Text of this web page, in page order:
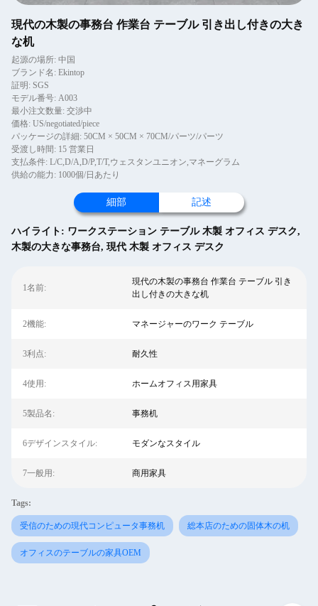
現代の木製の事務台 作業台 テーブル 引き出し付きの大き
な机
起源の場所: 中国
ブランド名: Ekintop
証明: SGS
モデル番号: A003
最小注文数量: 交渉中
価格: US/negotiated/piece
パッケージの詳細: 50CM × 50CM × 70CM/パーツ/パーツ
受渡し時間: 15 営業日
支払条件: L/C,D/A,D/P,T/T,ウェスタンユニオン,マネーグラム
供給の能力: 1000個/日あたり
細部 記述
ハイライト: ワークステーション テーブル 木製 オフィス デスク,
木製の大きな事務台, 現代 木製 オフィス デスク
1名前:
現代の木製の事務台 作業台 テーブル 引き
出し付きの大きな机
2機能: マネージャーのワーク テーブル
3利点: 耐久性
4使用: ホームオフィス用家具
5製品名: 事務机
6デザインスタイル: モダンなスタイル
7一般用: 商用家具
Tags:
受信のための現代コンピュータ事務机 総本店のための固体木の机
オフィスのテーブルの家具OEM